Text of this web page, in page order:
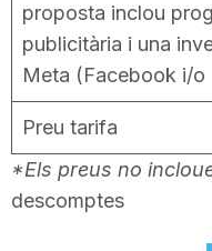
proposta inclou
publicitària i una
Meta (Facebook i/o
Preu tarifa
*Els preus no
descomptes